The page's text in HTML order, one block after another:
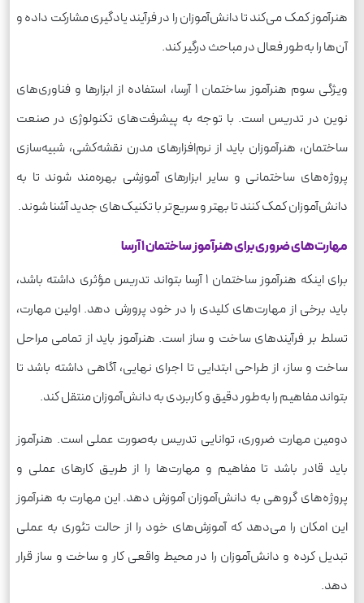
هنرآموز کمک می‌کند تا دانش‌آموزان را در فرآیند یادگیری مشارکت داده و
آن‌ها را به‌طور فعال در مباحث درگیر کند.
ویژگی سوم هنرآموز ساختمان 1 آرسا، استفاده از ابزارها و فناوری‌های
نوین در تدریس است. با توجه به پیشرفت‌های تکنولوژی در صنعت
ساختمان، هنرآموزان باید از نرم‌افزارهای مدرن نقشه‌کشی، شبیه‌سازی
پروژه‌های ساختمانی و سایر ابزارهای آموزشی بهره‌مند شوند تا به
دانش‌آموزان کمک کنند تا بهتر و سریع‌تر با تکنیک‌های جدید آشنا شوند.
مهارت‌های ضروری برای هنرآموز ساختمان 1 آرسا
برای اینکه هنرآموز ساختمان 1 آرسا بتواند تدریس مؤثری داشته باشد،
باید برخی از مهارت‌های کلیدی را در خود پرورش دهد. اولین مهارت،
تسلط بر فرآیندهای ساخت و ساز است. هنرآموز باید از تمامی مراحل
ساخت و ساز، از طراحی ابتدایی تا اجرای نهایی، آگاهی داشته باشد تا
بتواند مفاهیم را به‌طور دقیق و کاربردی به دانش‌آموزان منتقل کند.
دومین مهارت ضروری، توانایی تدریس به‌صورت عملی است. هنرآموز
باید قادر باشد تا مفاهیم و مهارت‌ها را از طریق کارهای عملی و
پروژه‌های گروهی به دانش‌آموزان آموزش دهد. این مهارت به هنرآموز
این امکان را می‌دهد که آموزش‌های خود را از حالت تئوری به عملی
تبدیل کرده و دانش‌آموزان را در محیط واقعی کار و ساخت و ساز قرار
دهد.